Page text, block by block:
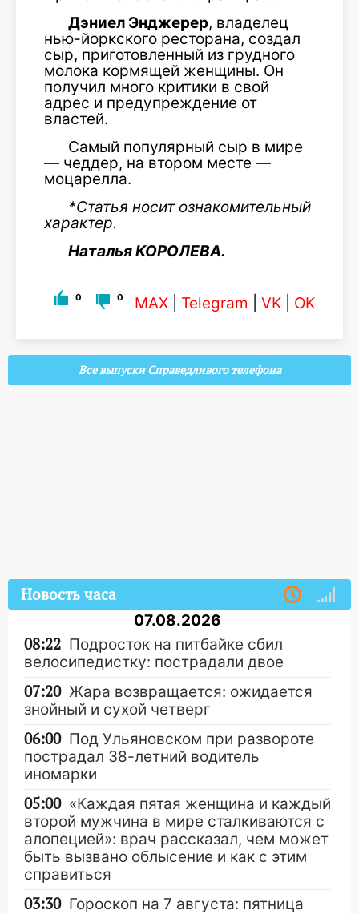
Дэниел Энджерер, владелец
нью-йоркского ресторана, создал
сыр, приготовленный из грудного
молока кормящей женщины. Он
получил много критики в свой
адрес и предупреждение от
властей.
Самый популярный сыр в мире
— чеддер, на втором месте —
моцарелла.
*Статья носит ознакомительный
характер.
Наталья КОРОЛЕВА.
0 0 MAX Telegram VK OK
Все выпуски Справедливого телефона
Новость часа
07.08.2026
08:22 Подросток на питбайке сбил
велосипедистку: пострадали двое
07:20 Жара возвращается: ожидается
знойный и сухой четверг
06:00 Под Ульяновском при развороте
пострадал 38-летний водитель
иномарки
05:00 «Каждая пятая женщина и каждый
второй мужчина в мире сталкиваются с
алопецией»: врач рассказал, чем может
быть вызвано облысение и как с этим
справиться
03:30 Гороскоп на 7 августа: пятница